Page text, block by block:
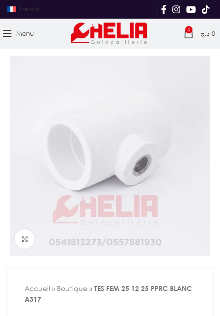
French
Menu 0 0 د.ج
Agrandir
Accueil » Boutique » TES FEM 25 12 25 PPRC BLANC
A317